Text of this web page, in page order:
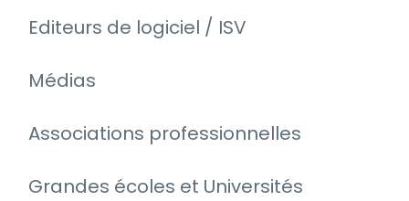
Editeurs de logiciel / ISV
Médias
Associations professionnelles
Grandes écoles et Universités